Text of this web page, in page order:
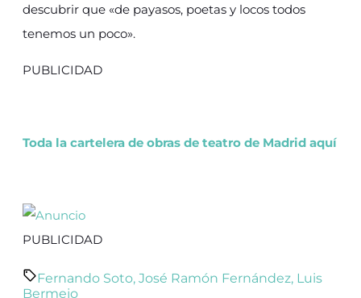
descubrir que «de payasos, poetas y locos todos
tenemos un poco».
PUBLICIDAD
Toda la cartelera de obras de teatro de Madrid aquí
PUBLICIDAD
Fernando Soto, José Ramón Fernández, Luis
Bermejo